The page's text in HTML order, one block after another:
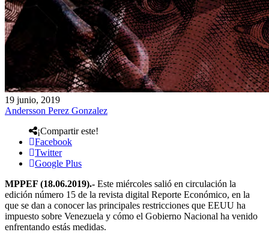
19 junio, 2019
Andersson Perez Gonzalez
¡Compartir este!
Facebook
Twitter
Google Plus
MPPEF (18.06.2019).- Este miércoles salió en circulación la
edición número 15 de la revista digital Reporte Económico, en la
que se dan a conocer las principales restricciones que EEUU ha
impuesto sobre Venezuela y cómo el Gobierno Nacional ha venido
enfrentando estás medidas.